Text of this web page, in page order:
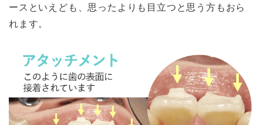
ースといえども、思ったよりも目立つと思う方もおら
れます。